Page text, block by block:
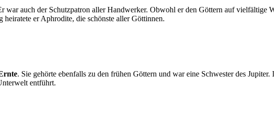
war auch der Schutzpatron aller Handwerker. Obwohl er den Göttern auf vielfältige
heiratete er Aphrodite, die schönste aller Göttinnen.
. Sie gehörte ebenfalls zu den frühen Göttern und war eine Schwester des
entführt.